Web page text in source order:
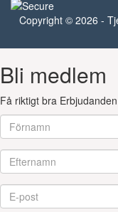
Copyright © 2026 -
Bli medlem
Få riktigt bra